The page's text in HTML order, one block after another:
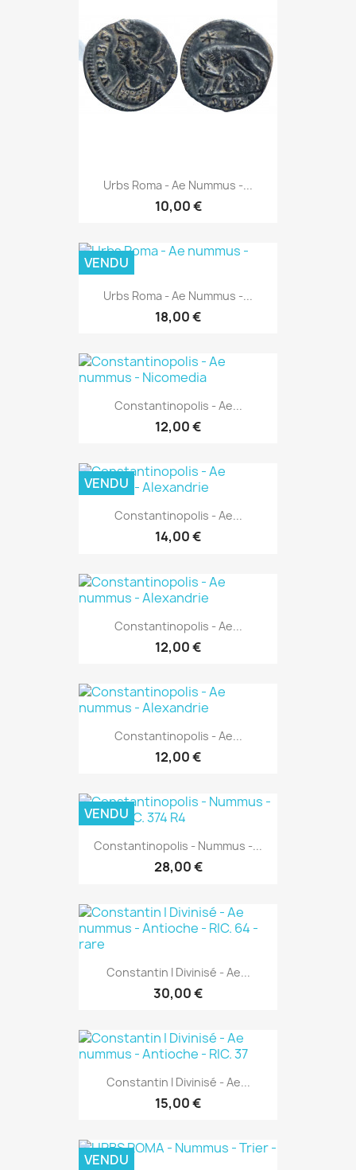
Urbs Roma - Ae Nummus -...
10,00 €
Urbs Roma - Ae Nummus -...
18,00 €
VENDU
Constantinopolis - Ae...
12,00 €
Constantinopolis - Ae...
14,00 €
VENDU
Constantinopolis - Ae...
12,00 €
Constantinopolis - Ae...
12,00 €
Constantinopolis - Nummus -...
28,00 €
VENDU
Constantin I Divinisé - Ae...
30,00 €
Constantin I Divinisé - Ae...
15,00 €
VENDU